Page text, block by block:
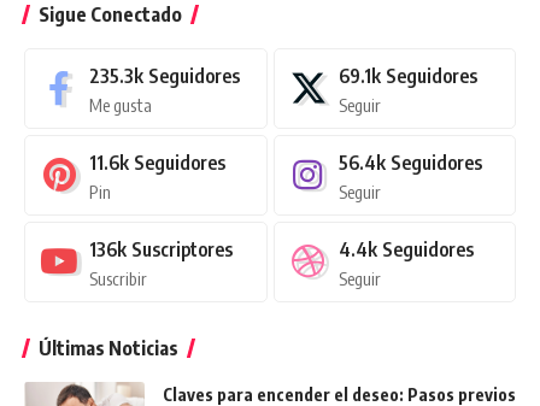
Sigue Conectado
235.3k Seguidores
Me gusta
69.1k Seguidores
Seguir
11.6k Seguidores
Pin
56.4k Seguidores
Seguir
136k Suscriptores
Suscribir
4.4k Seguidores
Seguir
Últimas Noticias
Claves para encender el deseo: Pasos previos